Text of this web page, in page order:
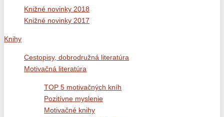
Knižné novinky 2018
Knižné novinky 2017
Knihy
Cestopisy, dobrodružná literatúra
Motivačná literatúra
TOP 5 motivačných kníh
Pozitívne myslenie
Motivačné knihy